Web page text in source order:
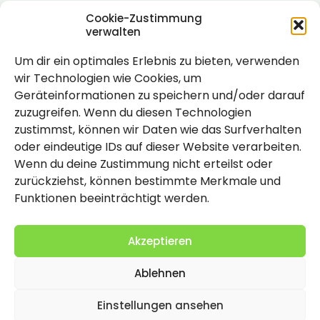
Cookie-Zustimmung
verwalten
Um dir ein optimales Erlebnis zu bieten, verwenden
wir Technologien wie Cookies, um
Geräteinformationen zu speichern und/oder darauf
zuzugreifen. Wenn du diesen Technologien
zustimmst, können wir Daten wie das Surfverhalten
oder eindeutige IDs auf dieser Website verarbeiten.
Wenn du deine Zustimmung nicht erteilst oder
zurückziehst, können bestimmte Merkmale und
Funktionen beeinträchtigt werden.
Akzeptieren
Ablehnen
Einstellungen ansehen
Rechtlich
Impressum
Datenschutzerklärung
Cookie-Richtlinie (EU)